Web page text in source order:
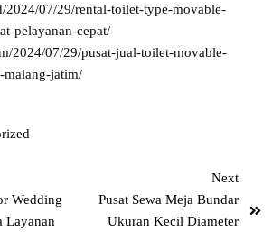
2024/07/29/rental-toilet-type-movable-
pelayanan-cepat/
2024/07/29/pusat-jual-toilet-movable-
malang-jatim/
Wedding
Layanan
Next
Pusat Sewa Meja Bundar
Ukuran Kecil Diameter